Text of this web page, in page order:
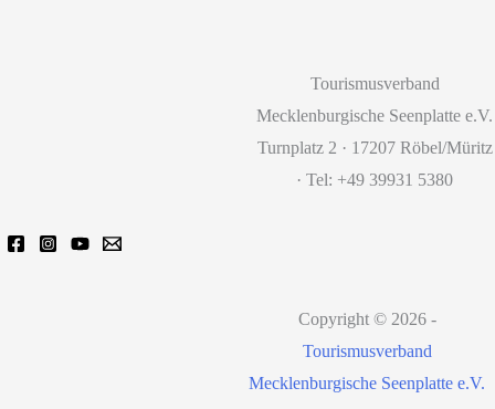
Tourismusverband
Mecklenburgische Seenplatte e.V.
Turnplatz 2 · 17207 Röbel/Müritz
· Tel: +49 39931 5380
Copyright © 2026 -
Tourismusverband
Mecklenburgische Seenplatte e.V.